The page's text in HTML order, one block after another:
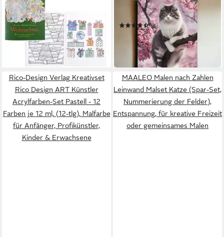
Malvorlage Idena Malbuch
Weihnachten 64 Seiten
17x23cm + 20162
ab 3,99 €
in 3-4 Werktagen bei dir
Malen nach Zahlen Malen
nach Zahlen Set 40x50cm -
Kätzchenzauber auf
Leinwand
(4)
17,99 € UVP39,90 €
in 3-4 Werktagen bei dir
Rico-Design Verlag Kreativset
Rico Design ART Künstler
Acrylfarben-Set Pastell - 12
Farben je 12 ml, (12-tlg), Malfarbe
für Anfänger, Profikünstler,
Kinder & Erwachsene
MAALEO Malen nach Zahlen
Leinwand Malset Katze (Spar-Set,
Nummerierung der Felder),
Entspannung, für kreative Freizeit
oder gemeinsames Malen